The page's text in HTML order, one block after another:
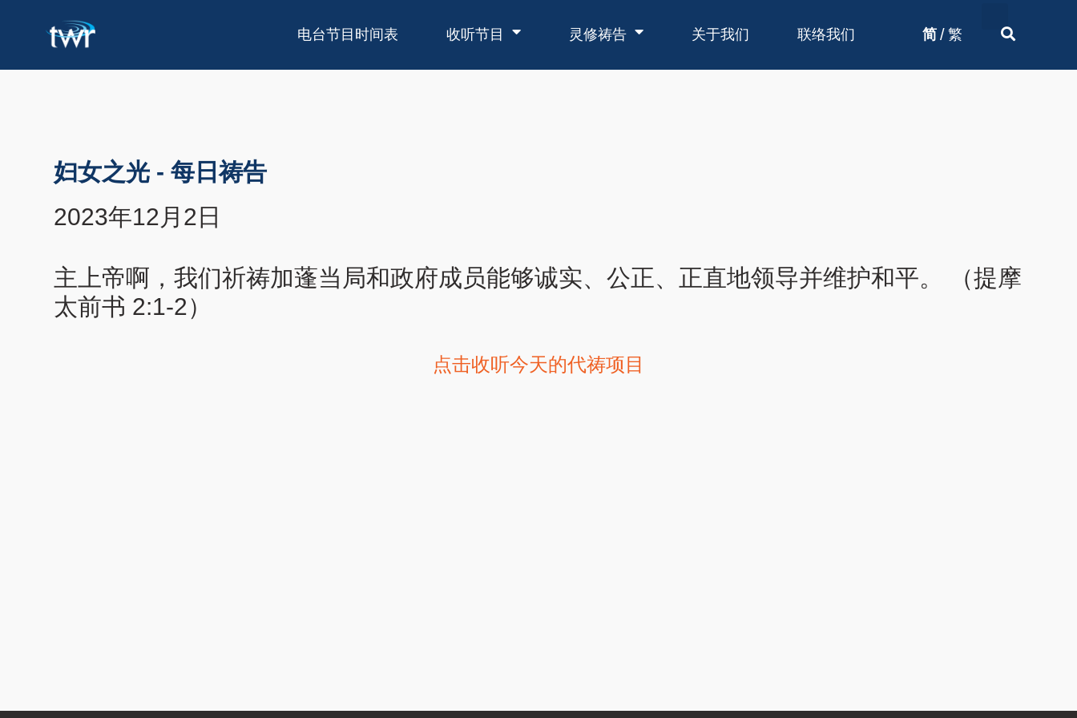
电台节目时间表 收听节目 灵修祷告 关于我们 联络我们 简 / 繁
妇女之光 - 每日祷告
2023年12月2日
主上帝啊，我们祈祷加蓬当局和政府成员能够诚实、公正、正直地领导并维护和平。 （提摩
太前书 2:1-2）
点击收听今天的代祷项目